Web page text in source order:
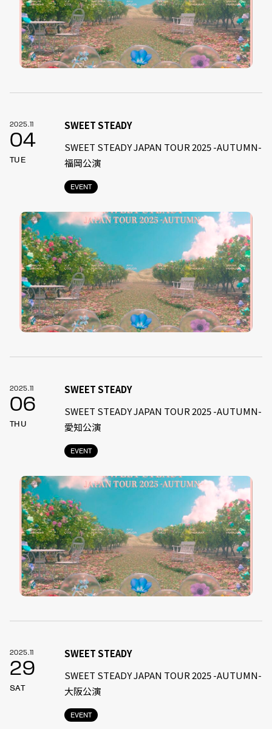
2025.11
04
TUE
EVENT
SWEET STEADY
SWEET STEADY JAPAN TOUR 2025 -AUTUMN-
福岡公演
2025.11
06
THU
EVENT
SWEET STEADY
SWEET STEADY JAPAN TOUR 2025 -AUTUMN-
愛知公演
2025.11
29
SAT
EVENT
SWEET STEADY
SWEET STEADY JAPAN TOUR 2025 -AUTUMN-
大阪公演